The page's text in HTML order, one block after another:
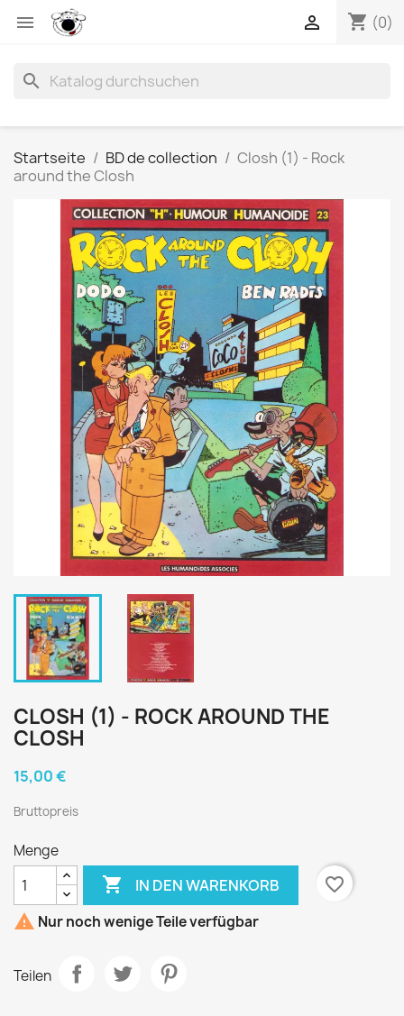
 shopping_cart (0)

search
Startseite BD de collection
Closh (1) - Rock
around the Closh
CLOSH (1) - ROCK AROUND THE
CLOSH
15,00 €
Bruttopreis
Menge
 IN DEN WARENKORB
favorite_border
 Nur noch wenige Teile verfügbar
Teilen